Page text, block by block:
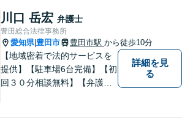
のお困りごとを迅速に解決い
たします。
川口 岳宏 弁護士
豊田総合法律事務所
愛知県| 豊田市 豊田市駅 から徒歩10分
【地域密着で法的サービスを
提供】【駐車場6台完備】【初
回３０分相談無料】【弁護士3
詳細を見
る